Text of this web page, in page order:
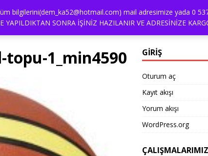
bilgilerini(dem_ka52@hotmail.com) mail adresimize yada 0
SONRA İŞİNİZ HAZILANIR VE ADRESİNİZE
VEREBILIRIM? ÖDEME REFERANSLARIMIZ
1_min4590 GİRİŞ
Oturum aç
Kayıt akışı
Yorum akışı
WordPress.org
ÇALIŞMALARIMIZ